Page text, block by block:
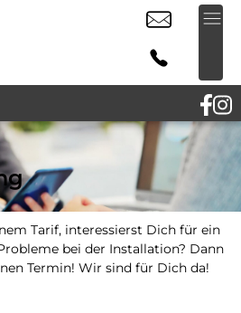
Tarif, interessierst Dich für ein
bei der Installation? Dann
Termin! Wir sind für Dich da!